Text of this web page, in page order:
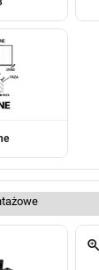
zoom_in